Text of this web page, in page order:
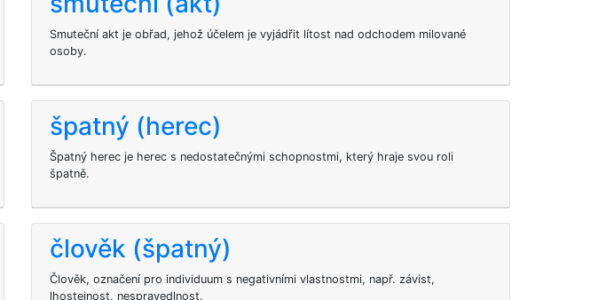
Smuteční akt je obřad, jehož účelem je vyjádřit lítost nad odchodem milované
osoby.
špatný (herec)
Špatný herec je herec s nedostatečnými schopnostmi, který hraje svou roli
špatně.
člověk (špatný)
Člověk, označení pro individuum s negativními vlastnostmi, např. závist,
lhostejnost, nespravedlnost.